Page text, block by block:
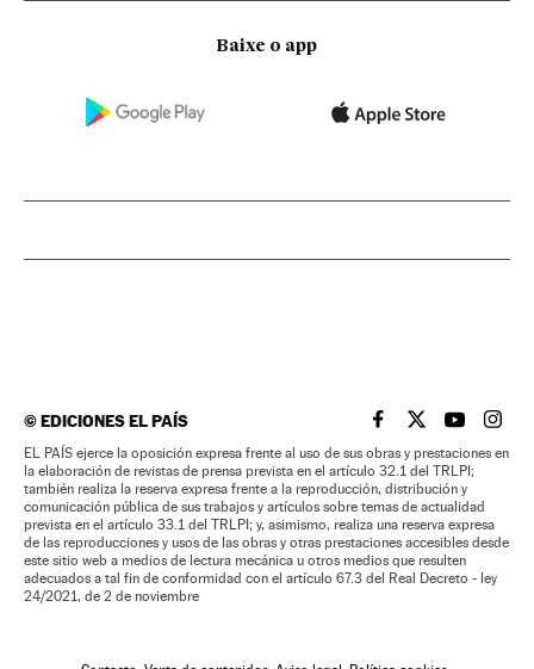
Baixe o app
©EDICIONES EL PAÍS EL PAÍS BRASIL EN
EL PAÍSEL PAÍS
EL
EL PAÍS ejerce la oposición expresa frente al uso de sus obras y prestaciones en
la elaboración de revistas de prensa prevista en el artículo 32.1 del TRLPI;
también realiza la reserva expresa frente a la reproducción, distribución y
comunicación pública de sus trabajos y artículos sobre temas de actualidad
prevista en el artículo 33.1 del TRLPI; y, asimismo, realiza una reserva expresa
de las reproducciones y usos de las obras y otras prestaciones accesibles desde
este sitio web a medios de lectura mecánica u otros medios que resulten
adecuados a tal fin de conformidad con el artículo 67.3 del Real Decreto - ley
24/2021, de 2 de noviembre